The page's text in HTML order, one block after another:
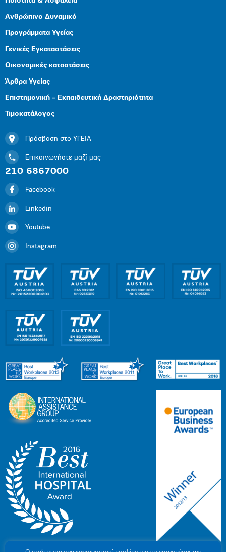
Ανθρώπινο Δυναμικό
Προγράμματα Υγείας
Γενικές Εγκαταστάσεις
Οικονομικές καταστάσεις
Άρθρα Υγείας
Επιστημονική – Εκπαιδευτική Δραστηριότητα
Τιμοκατάλογος
Πρόσβαση στο ΥΓΕΙΑ
Επικοινωνήστε μαζί μας
210 6867000
Facebook
Linkedin
Youtube
Instagram